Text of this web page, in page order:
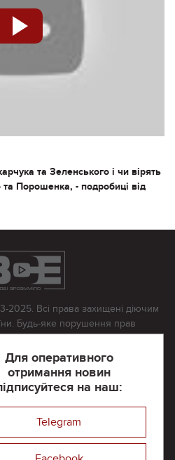
та Зеленського і чи вірять
Порошенка, - подробиці від
Для оперативного
отримання новин
на наш:
Telegram
2025. Всі права захищені діючим
Будь-яке порушення прав
порядку. Будь-яке відтворення
з письмово дозволу редакції.
усіх матеріалів, розміщених
які містять посилання на інші
видання, несе редакційна
на сайті